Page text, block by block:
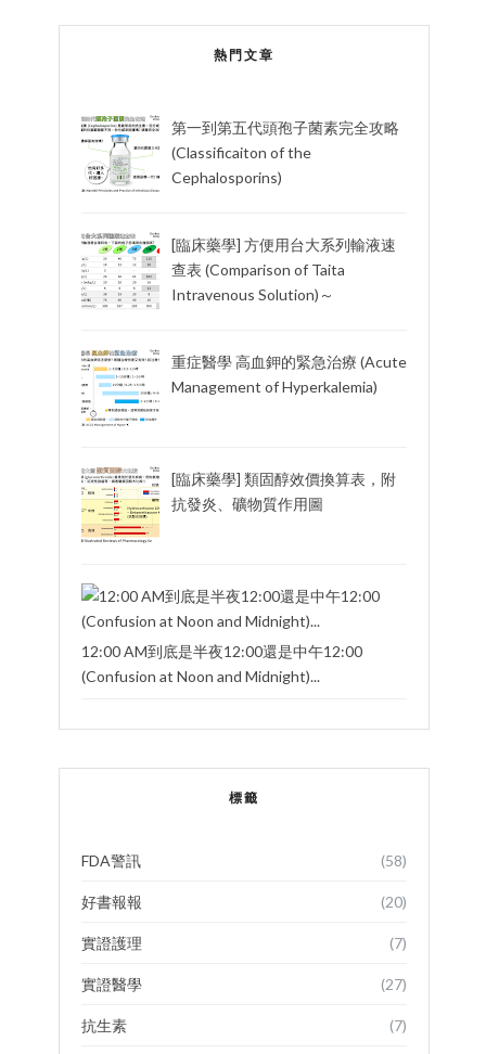
熱門文章
第一到第五代頭孢子菌素完全攻略
(Classificaiton of the
Cephalosporins)
[臨床藥學] 方便用台大系列輸液速
查表 (Comparison of Taita
Intravenous Solution)～
重症醫學 高血鉀的緊急治療 (Acute
Management of Hyperkalemia)
[臨床藥學] 類固醇效價換算表，附
抗發炎、礦物質作用圖
12:00 AM到底是半夜12:00還是中午12:00
(Confusion at Noon and Midnight)...
標籤
FDA警訊 (58)
好書報報 (20)
實證護理 (7)
實證醫學 (27)
抗生素 (7)